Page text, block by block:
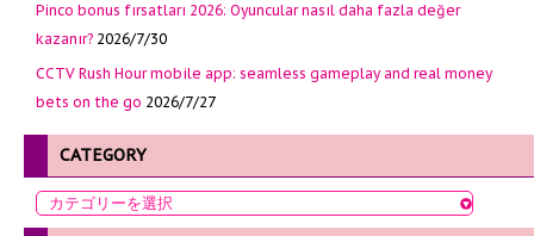
Pinco bonus fırsatları 2026: Oyuncular nasıl daha fazla değer
kazanır? 2026/7/30
CCTV Rush Hour mobile app: seamless gameplay and real money
bets on the go 2026/7/27
CATEGORY